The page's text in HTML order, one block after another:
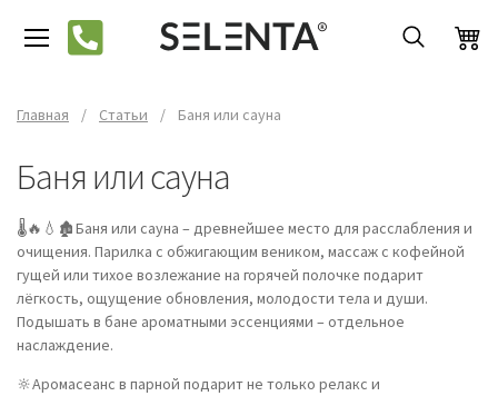
Главная / Статьи / Баня или сауна
Баня или сауна
🌡🔥💧🏚Баня или сауна – древнейшее место для расслабления и
очищения. Парилка с обжигающим веником, массаж с кофейной
гущей или тихое возлежание на горячей полочке подарит
лёгкость, ощущение обновления, молодости тела и души.
Подышать в бане ароматными эссенциями – отдельное
наслаждение.
🔆Аромасеанс в парной подарит не только релакс и